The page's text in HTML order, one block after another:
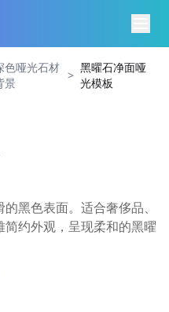
色哑光石材
景
>
黑曜石净面哑
光模板
黑色表面。适合奢侈品、
约外观，呈现柔和的黑曜